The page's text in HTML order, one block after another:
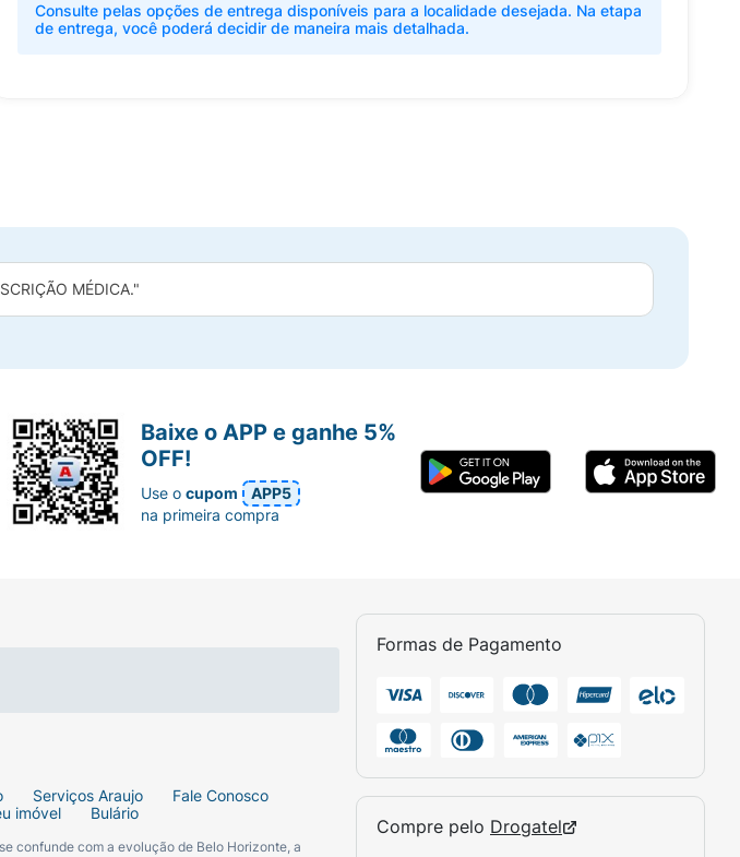
Consulte pelas opções de entrega disponíveis para a localidade desejada. Na etapa
de entrega, você poderá decidir de maneira mais detalhada.
MÉDICA."
Serviços Araujo
Fale Conosco
imóvel Bulário
confunde com a evolução de Belo Horizonte, a
Formas de Pagamento
Compre pelo Drogatel
Baixe o APP e ganhe 5%
OFF!
Use ocupom
APP5
na primeira compra